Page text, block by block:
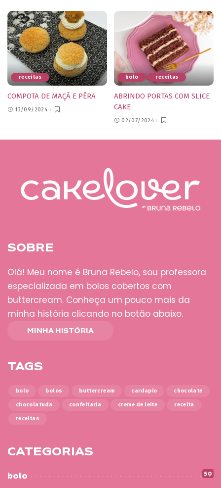
receitas
COMPOTA DE MAÇÃ E PÊRA
13/09/2024
bolo receitas
ABRINDO PORTAS COM SLICE
CAKE
02/07/2024
SOBRE
Olá! Meu nome é Bruna Rebelo, sou professora
especializada em bolos cobertos com
buttercream. Conheça um pouco mais da
minha história clicando no botão abaixo.
MINHA HISTÓRIA
TAGS
bolo bolos buttercream cardapio chocolate
chocolatuda confeitaria creme de leite receita
receitas
CATEGORIAS
bolo 50